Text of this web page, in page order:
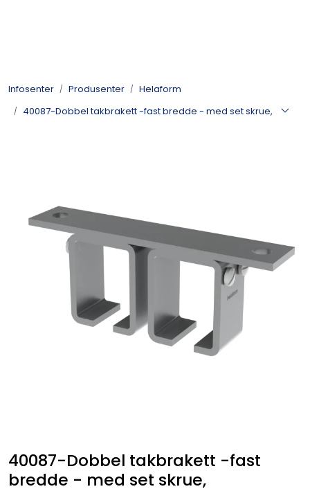
Infosenter Produsenter
Helaform
40087-Dobbel takbrakett -fast bredde - med set skrue,
40087-Dobbel takbrakett -fast
bredde - med set skrue,
Kontakt oss